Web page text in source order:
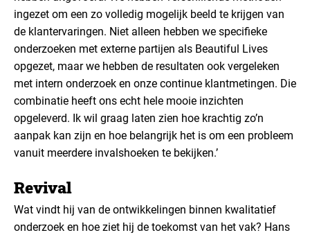
ingezet om een zo volledig mogelijk beeld te krijgen van
de klantervaringen. Niet alleen hebben we specifieke
onderzoeken met externe partijen als Beautiful Lives
opgezet, maar we hebben de resultaten ook vergeleken
met intern onderzoek en onze continue klantmetingen. Die
combinatie heeft ons echt hele mooie inzichten
opgeleverd. Ik wil graag laten zien hoe krachtig zo’n
aanpak kan zijn en hoe belangrijk het is om een probleem
vanuit meerdere invalshoeken te bekijken.’
Revival
Wat vindt hij van de ontwikkelingen binnen kwalitatief
onderzoek en hoe ziet hij de toekomst van het vak? Hans